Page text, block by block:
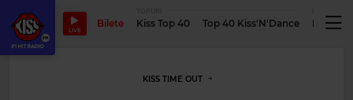
LIVE
Bilete Kiss Top 40 Top 40 Kiss'N'Dance
KISS TIME OUT